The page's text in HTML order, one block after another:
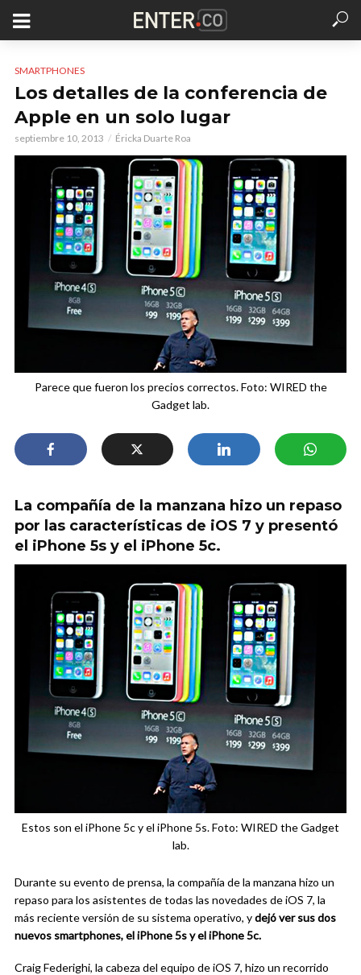
SMARTPHONES
Los detalles de la conferencia de
Apple en un solo lugar
septiembre 10, 2013 Éricka Duarte Roa
Parece que fueron los precios correctos. Foto: WIRED the
Gadget lab.
La compañía de la manzana hizo un repaso
por las características de iOS 7 y presentó
el iPhone 5s y el iPhone 5c.
Estos son el iPhone 5c y el iPhone 5s. Foto: WIRED the Gadget
lab.
Durante su evento de prensa, la compañía de la manzana hizo un
repaso para los asistentes de todas las novedades de iOS 7, la
más reciente versión de su sistema operativo, ydejó ver sus dos
nuevos smartphones, el iPhone 5s y el iPhone 5c.
Craig Federighi, la cabeza del equipo de iOS 7, hizo un recorrido